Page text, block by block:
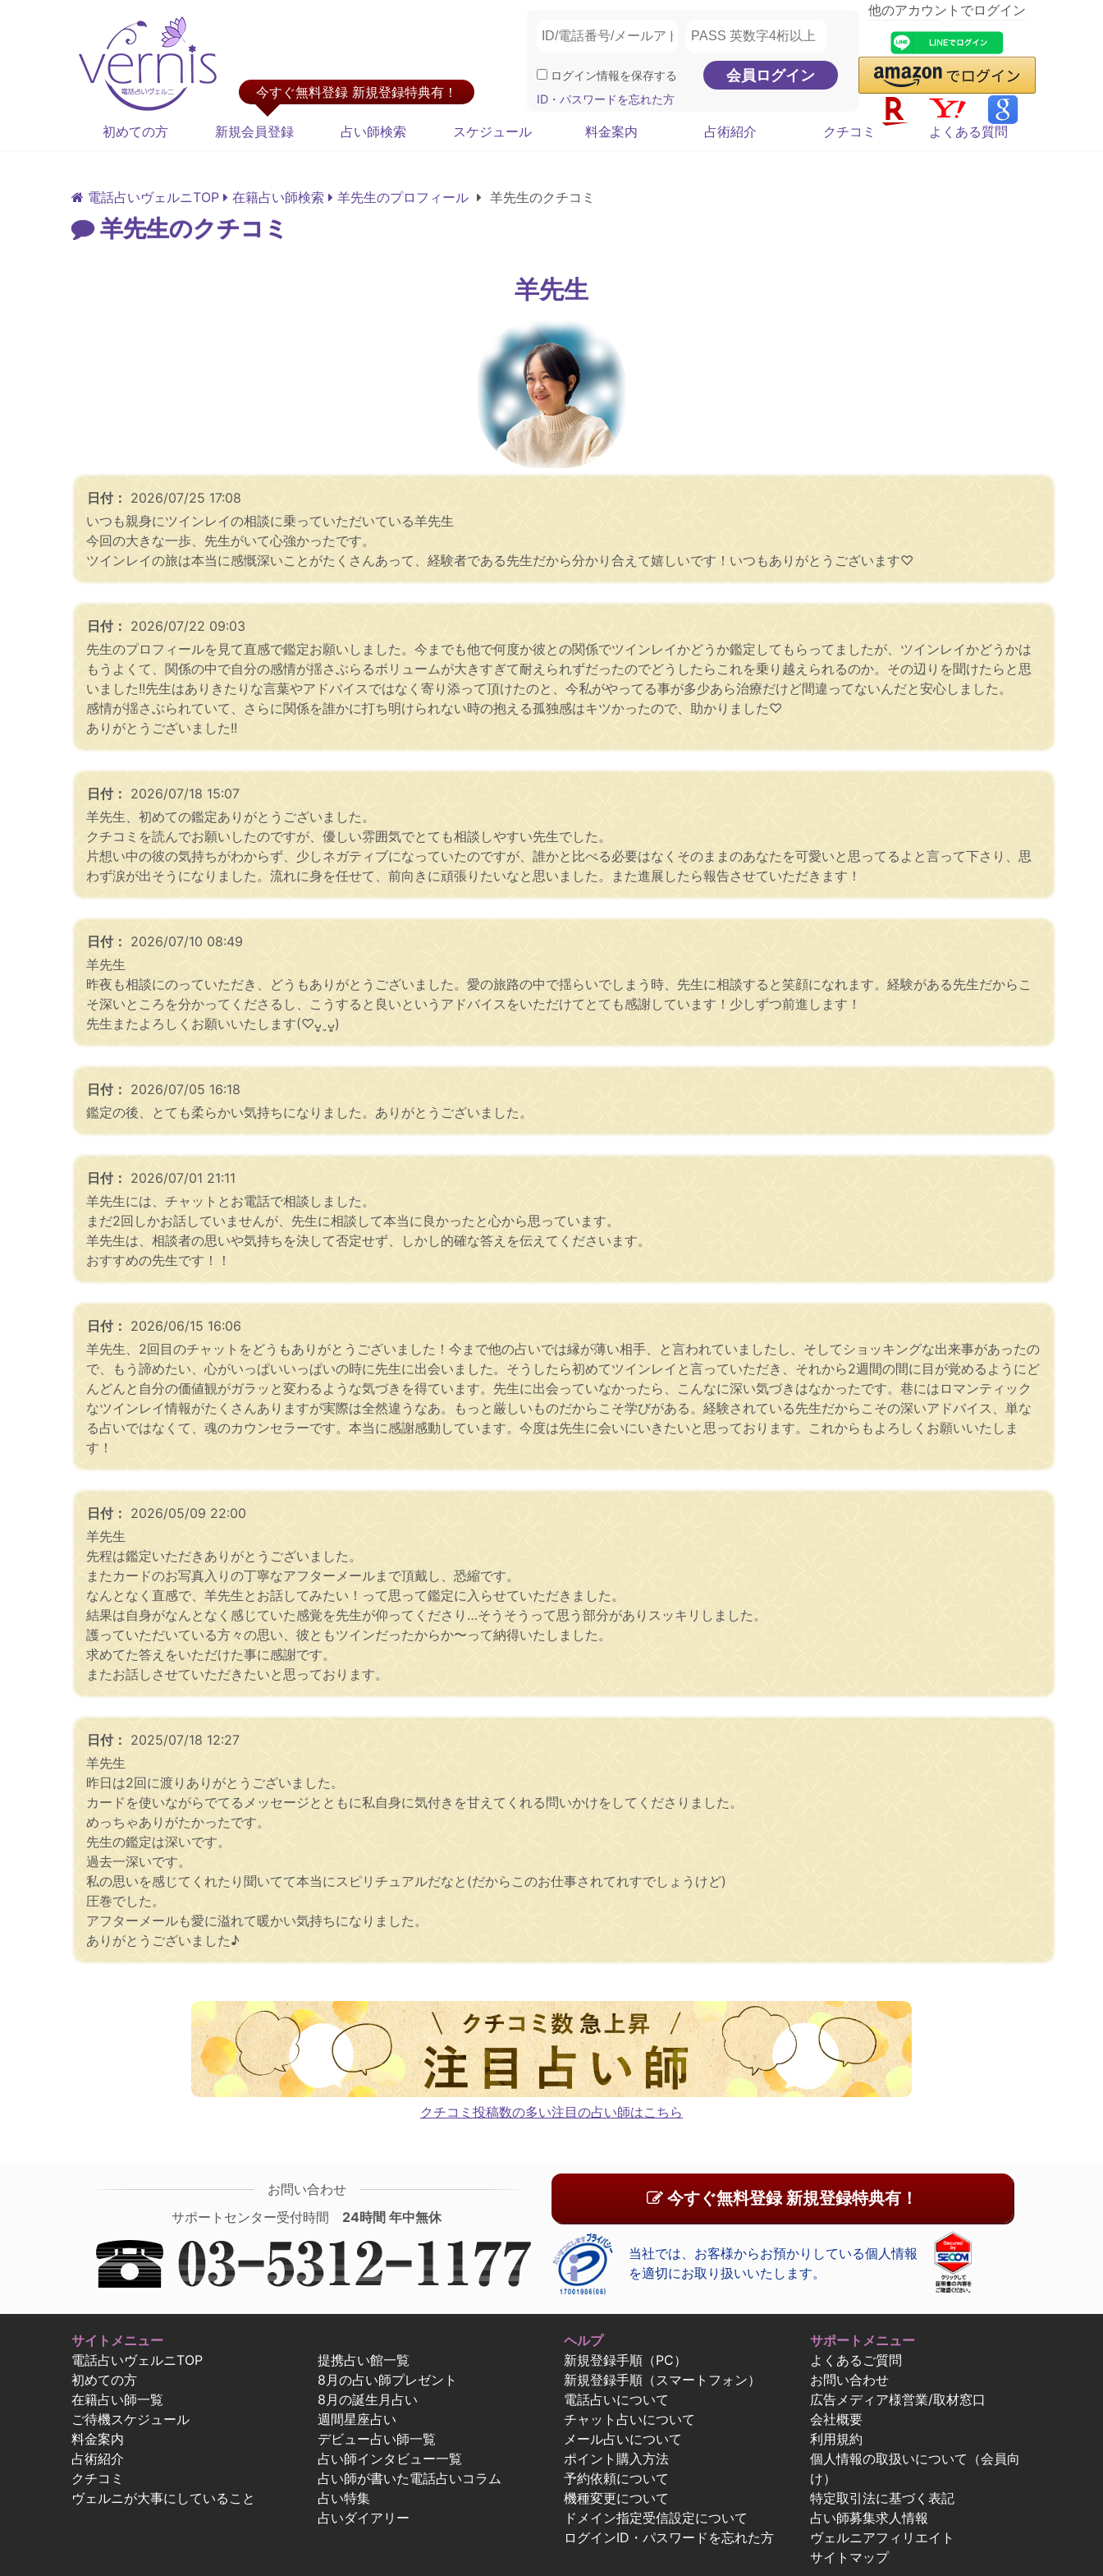
今すぐ無料登録 新規登録特典有！
ログイン情報を保存する
ID・パスワードを忘れた方
他のアカウントでログイン
初めての方 新規会員登録 占い師検索 スケジュール 料金案内 占術紹介 クチコミ よくある質問
電話占いヴェルニTOP 在籍占い師検索 羊先生のプロフィール 羊先生のクチコミ
羊先生のクチコミ
羊先生
日付： 2026/07/25 17:08
いつも親身にツインレイの相談に乗っていただいている羊先生
今回の大きな一歩、先生がいて心強かったです。
ツインレイの旅は本当に感慨深いことがたくさんあって、経験者である先生だから分かり合えて嬉しいです！いつもありがとうございます♡
日付： 2026/07/22 09:03
先生のプロフィールを見て直感で鑑定お願いしました。今までも他で何度か彼との関係でツインレイかどうか鑑定してもらってましたが、ツインレイかどうかは
もうよくて、関係の中で自分の感情が揺さぶらるボリュームが大きすぎて耐えられずだったのでどうしたらこれを乗り越えられるのか。その辺りを聞けたらと思
いました!!先生はありきたりな言葉やアドバイスではなく寄り添って頂けたのと、今私がやってる事が多少あら治療だけど間違ってないんだと安心しました。
感情が揺さぶられていて、さらに関係を誰かに打ち明けられない時の抱える孤独感はキツかったので、助かりました♡
ありがとうございました!!
日付： 2026/07/18 15:07
羊先生、初めての鑑定ありがとうございました。
クチコミを読んでお願いしたのですが、優しい雰囲気でとても相談しやすい先生でした。
片想い中の彼の気持ちがわからず、少しネガティブになっていたのですが、誰かと比べる必要はなくそのままのあなたを可愛いと思ってるよと言って下さり、思
わず涙が出そうになりました。流れに身を任せて、前向きに頑張りたいなと思いました。また進展したら報告させていただきます！
日付： 2026/07/10 08:49
羊先生
昨夜も相談にのっていただき、どうもありがとうございました。愛の旅路の中で揺らいでしまう時、先生に相談すると笑顔になれます。経験がある先生だからこ
そ深いところを分かってくださるし、こうすると良いというアドバイスをいただけてとても感謝しています！少しずつ前進します！
先生またよろしくお願いいたします(♡ᴗ͈ˬᴗ͈)
日付： 2026/07/05 16:18
鑑定の後、とても柔らかい気持ちになりました。ありがとうございました。
日付： 2026/07/01 21:11
羊先生には、チャットとお電話で相談しました。
まだ2回しかお話していませんが、先生に相談して本当に良かったと心から思っています。
羊先生は、相談者の思いや気持ちを決して否定せず、しかし的確な答えを伝えてくださいます。
おすすめの先生です！！
日付： 2026/06/15 16:06
羊先生、2回目のチャットをどうもありがとうございました！今まで他の占いでは縁が薄い相手、と言われていましたし、そしてショッキングな出来事があったの
で、もう諦めたい、心がいっぱいいっぱいの時に先生に出会いました。そうしたら初めてツインレイと言っていただき、それから2週間の間に目が覚めるようにど
んどんと自分の価値観がガラッと変わるような気づきを得ています。先生に出会っていなかったら、こんなに深い気づきはなかったです。巷にはロマンティック
なツインレイ情報がたくさんありますが実際は全然違うなあ。もっと厳しいものだからこそ学びがある。経験されている先生だからこその深いアドバイス、単な
る占いではなくて、魂のカウンセラーです。本当に感謝感動しています。今度は先生に会いにいきたいと思っております。これからもよろしくお願いいたしま
す！
日付： 2026/05/09 22:00
羊先生
先程は鑑定いただきありがとうございました。
またカードのお写真入りの丁寧なアフターメールまで頂戴し、恐縮です。
なんとなく直感で、羊先生とお話してみたい！って思って鑑定に入らせていただきました。
結果は自身がなんとなく感じていた感覚を先生が仰ってくださり…そうそうって思う部分がありスッキリしました。
護っていただいている方々の思い、彼ともツインだったからか〜って納得いたしました。
求めてた答えをいただけた事に感謝です。
またお話しさせていただきたいと思っております。
日付： 2025/07/18 12:27
羊先生
昨日は2回に渡りありがとうございました。
カードを使いながらでてるメッセージとともに私自身に気付きを甘えてくれる問いかけをしてくださりました。
めっちゃありがたかったです。
先生の鑑定は深いです。
過去一深いです。
私の思いを感じてくれたり聞いてて本当にスピリチュアルだなと(だからこのお仕事されてれすでしょうけど)
圧巻でした。
アフターメールも愛に溢れて暖かい気持ちになりました。
ありがとうございました♪
クチコミ投稿数の多い注目の占い師はこちら
お問い合わせ
サポートセンター受付時間 24時間 年中無休
今すぐ無料登録 新規登録特典有！
当社では、お客様からお預かりしている個人情報
を適切にお取り扱いいたします。
サイトメニュー
電話占いヴェルニTOP
初めての方
在籍占い師一覧
ご待機スケジュール
料金案内
占術紹介
クチコミ
ヴェルニが大事にしていること
提携占い館一覧
8月の占い師プレゼント
8月の誕生月占い
週間星座占い
デビュー占い師一覧
占い師インタビュー一覧
占い師が書いた電話占いコラム
占い特集
占いダイアリー
ヘルプ
新規登録手順（PC）
新規登録手順（スマートフォン）
電話占いについて
チャット占いについて
メール占いについて
ポイント購入方法
予約依頼について
機種変更について
ドメイン指定受信設定について
ログインID・パスワードを忘れた方
サポートメニュー
よくあるご質問
お問い合わせ
広告メディア様営業/取材窓口
会社概要
利用規約
個人情報の取扱いについて（会員向
け）
特定取引法に基づく表記
占い師募集求人情報
ヴェルニアフィリエイト
サイトマップ